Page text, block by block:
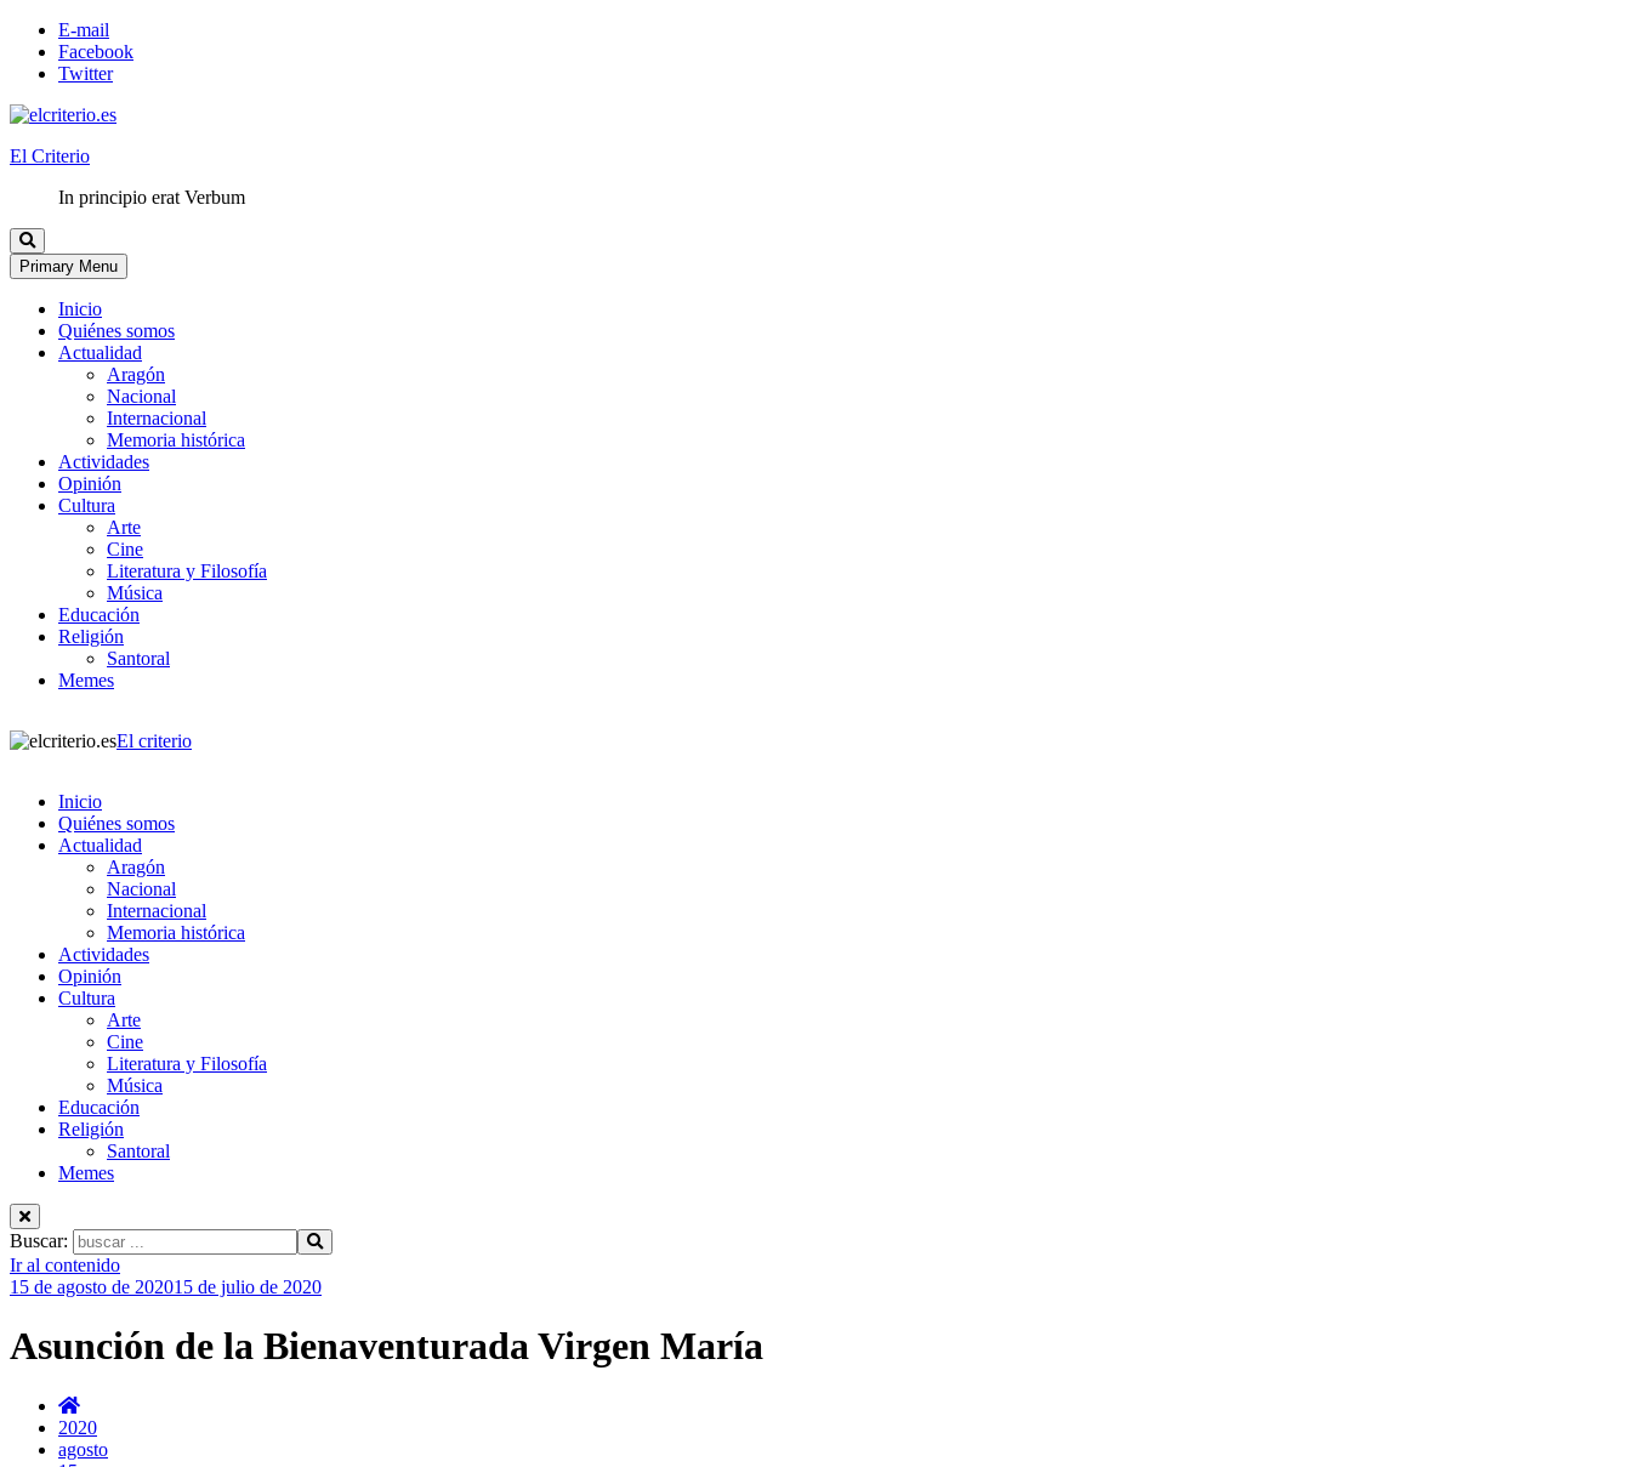
E-mail
Facebook
Twitter
El Criterio
In principio erat Verbum
Primary Menu
Inicio
Quiénes somos
Actualidad
Aragón
Nacional
Internacional
Memoria histórica
Actividades
Opinión
Cultura
Arte
Cine
Literatura y Filosofía
Música
Educación
Religión
Santoral
Memes
El criterio
Inicio
Quiénes somos
Actualidad
Aragón
Nacional
Internacional
Memoria histórica
Actividades
Opinión
Cultura
Arte
Cine
Literatura y Filosofía
Música
Educación
Religión
Santoral
Memes
Buscar:
Ir al contenido
15 de agosto de 202015 de julio de 2020
Asunción de la Bienaventurada Virgen María
2020
agosto